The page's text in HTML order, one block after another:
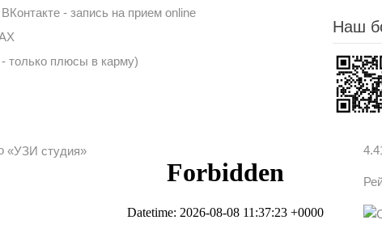
- запись на прием online
только плюсы в карму)
Наш
«УЗИ студия»